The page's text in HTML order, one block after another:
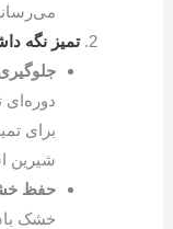
تمیز نگه
دوره‌ای
برای
شیرین
حفظ
خشک